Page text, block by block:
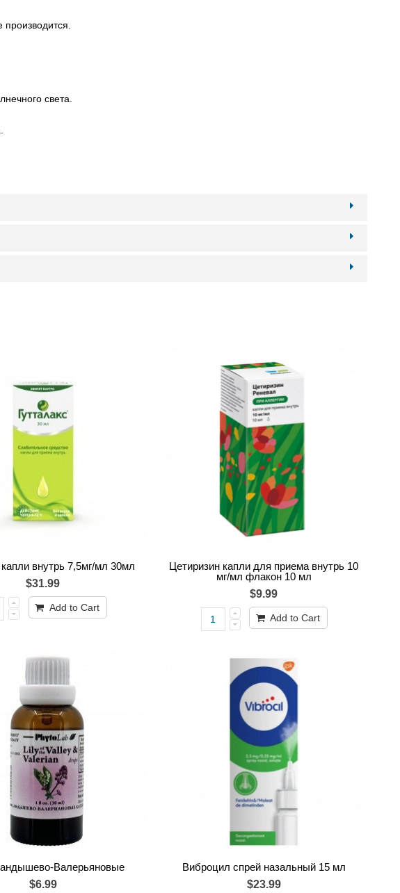
света.
капли внутрь 7,5мг/мл 30мл
$31.99
Add to Cart
Цетиризин капли для приема внутрь 10
мг/мл флакон 10 мл
$9.99
Add to Cart
Валерьяновые
$6.99
Виброцил спрей назальный 15 мл
$23.99